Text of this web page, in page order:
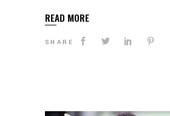
READ MORE
SHARE